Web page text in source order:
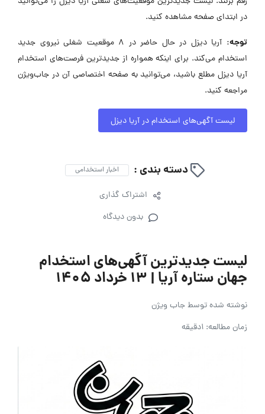
در ابتدای صفحه مشاهده کنید.
توجه:
آریا دیزل در حال حاضر در ۸ موقعیت شغلی نیروی جدید
استخدام می‌کند. برای اینکه همواره از جدیدترین فرصت‌های استخدام
آریا دیزل مطلع باشید، می‌توانید به صفحه اختصاصی آن در جاب‌ویژن
مراجعه کنید.
لیست آگهی‌های استخدام در آریا دیزل
دسته بندی : اخبار استخدامی
اشتراک گذاری
بدون دیدگاه
لیست جدیدترین آگهی‌های استخدام
جهان ستاره آریا | ۱۳ خرداد ۱۴۰۵
نوشته شده توسطجاب ویژن
زمان مطالعه: 1دقیقه